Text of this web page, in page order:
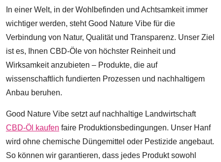
In einer Welt, in der Wohlbefinden und Achtsamkeit immer
wichtiger werden, steht Good Nature Vibe für die
Verbindung von Natur, Qualität und Transparenz. Unser Ziel
ist es, Ihnen CBD-Öle von höchster Reinheit und
Wirksamkeit anzubieten – Produkte, die auf
wissenschaftlich fundierten Prozessen und nachhaltigem
Anbau beruhen.
Good Nature Vibe setzt auf nachhaltige Landwirtschaft
CBD-Öl kaufen faire Produktionsbedingungen. Unser Hanf
wird ohne chemische Düngemittel oder Pestizide angebaut.
So können wir garantieren, dass jedes Produkt sowohl